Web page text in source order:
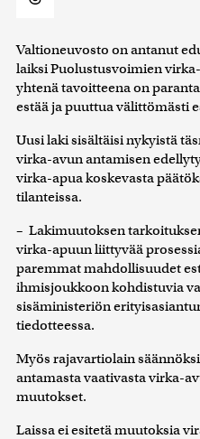
Valtioneuvosto on antanut
laiksi Puolustusvoimien
yhtenä tavoitteena on
estää ja puuttua välittömästi
Uusi laki sisältäisi nykyistä
virka-avun antamisen
virka-apua koskevasta
tilanteissa.
– Lakimuutoksen
virka-apuun liittyvää
paremmat mahdollisuudet
ihmisjoukkoon kohdistuvia
sisäministeriön
tiedotteessa.
Myös rajavartiolain
antamasta vaativasta virka-
muutokset.
Laissa ei esitetä muutoksia